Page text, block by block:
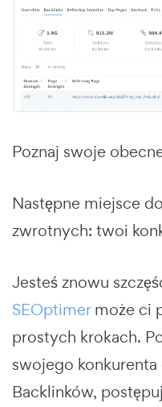
Poznaj swoje
Następne miejsce
zwrotnych: twoi
Jesteś znowu
SEOptimermoże ci
prostych krokach.
swojego konkurenta
Backlinków,